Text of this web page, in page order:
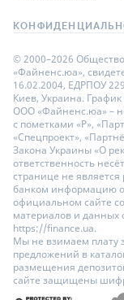
© 2000–2026
«Файненс.юа»,
16.02.2004, ЕДРПОУ
Киев, Украина.
ООО «Файненс.юа» –
с пометками «Р»,
«Спецпроект»,
Закона Украины «О
ответственность
странице не
банком информацию о
официальном сайте
материалов и данных
https://finance.ua.
Мы не взимаем плату
предложений в
размещения
сайте защищены